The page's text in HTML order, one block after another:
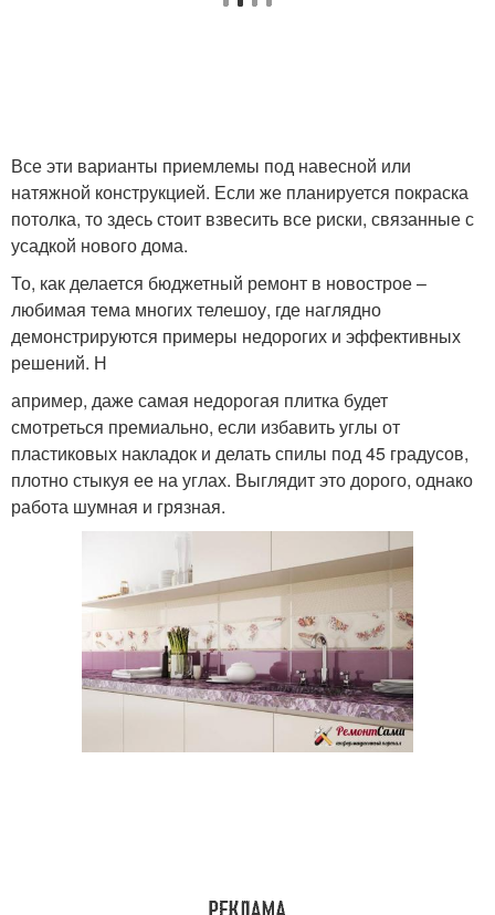
Все эти варианты приемлемы под навесной или
натяжной конструкцией. Если же планируется покраска
потолка, то здесь стоит взвесить все риски, связанные с
усадкой нового дома.
То, как делается бюджетный ремонт в новострое –
любимая тема многих телешоу, где наглядно
демонстрируются примеры недорогих и эффективных
решений. Н
апример, даже самая недорогая плитка будет
смотреться премиально, если избавить углы от
пластиковых накладок и делать спилы под 45 градусов,
плотно стыкуя ее на углах. Выглядит это дорого, однако
работа шумная и грязная.